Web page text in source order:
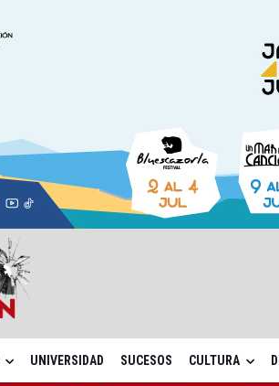
UNIVERSIDAD SUCESOS CULTURA